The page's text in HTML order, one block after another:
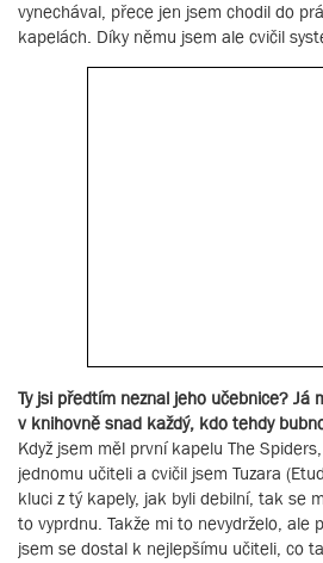
vynechával, přece jen jsem chodil do
kapelách. Díky němu jsem ale cvičil
Ty jsi předtím neznal jeho učebnice? Já
v knihovně snad každý, kdo tehdy
Když jsem měl první kapelu The
jednomu učiteli a cvičil jsem Tuzara
kluci z tý kapely, jak byli debilní, tak se
to vyprdnu. Takže mi to nevydrželo, ale
jsem se dostal k nejlepšímu učiteli, co